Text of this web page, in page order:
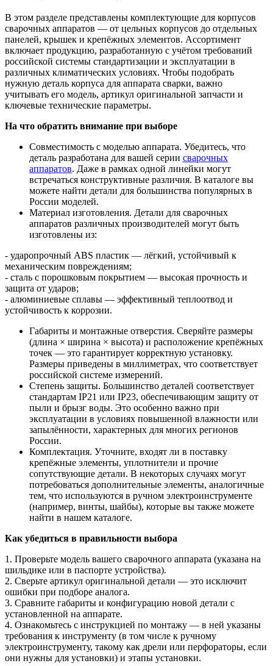
В этом разделе представлены комплектующие для корпусов
сварочных аппаратов — от цельных корпусов до отдельных
панелей, крышек и крепёжных элементов. Ассортимент
включает продукцию, разработанную с учётом требований
российской системы стандартизации и эксплуатации в
различных климатических условиях. Чтобы подобрать
нужную деталь корпуса для аппарата сварки, важно
учитывать его модель, артикул оригинальной запчасти и
ключевые технические параметры.
На что обратить внимание при выборе
Совместимость с моделью аппарата. Убедитесь, что
деталь разработана для вашей серии сварочных
аппаратов. Даже в рамках одной линейки могут
встречаться конструктивные различия. В каталоге вы
можете найти детали для большинства популярных в
России моделей.
Материал изготовления. Детали для сварочных
аппаратов различных производителей могут быть
изготовлены из:
- ударопрочный ABS пластик — лёгкий, устойчивый к
механическим повреждениям;
- сталь с порошковым покрытием — высокая прочность и
защита от ударов;
- алюминиевые сплавы — эффективный теплоотвод и
устойчивость к коррозии.
Габариты и монтажные отверстия. Сверяйте размеры
(длина × ширина × высота) и расположение крепёжных
точек — это гарантирует корректную установку.
Размеры приведены в миллиметрах, что соответствует
российской системе измерений.
Степень защиты. Большинство деталей соответствует
стандартам IP21 или IP23, обеспечивающим защиту от
пыли и брызг воды. Это особенно важно при
эксплуатации в условиях повышенной влажности или
запылённости, характерных для многих регионов
России.
Комплектация. Уточните, входят ли в поставку
крепёжные элементы, уплотнители и прочие
сопутствующие детали. В некоторых случаях могут
потребоваться дополнительные элементы, аналогичные
тем, что используются в ручном электроинструменте
(например, винты, шайбы), которые вы также можете
найти в нашем каталоге.
Как убедиться в правильности выбора
1. Проверьте модель вашего сварочного аппарата (указана на
шильдике или в паспорте устройства).
2. Сверьте артикул оригинальной детали — это исключит
ошибки при подборе аналога.
3. Сравните габариты и конфигурацию новой детали с
установленной на аппарате.
4. Ознакомьтесь с инструкцией по монтажу — в ней указаны
требования к инструменту (в том числе к ручному
электроинструменту, такому как дрели или перфораторы, если
они нужны для установки) и этапы установки.